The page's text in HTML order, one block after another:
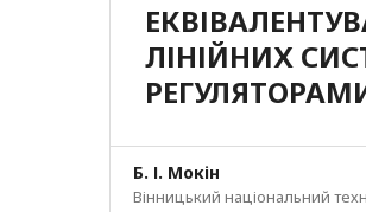
ЛІНІЙНИХ
Б. І. Мокін
Вінницький національний